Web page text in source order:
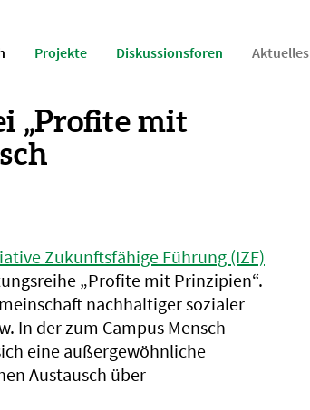
Projekte Diskussionsforen Aktuelles
„Profite mit
Zukunftsfähige Führung (IZF)
„Profite mit Prinzipien“.
nachhaltiger sozialer
In der zum Campus Mensch
eine außergewöhnliche
Austausch über